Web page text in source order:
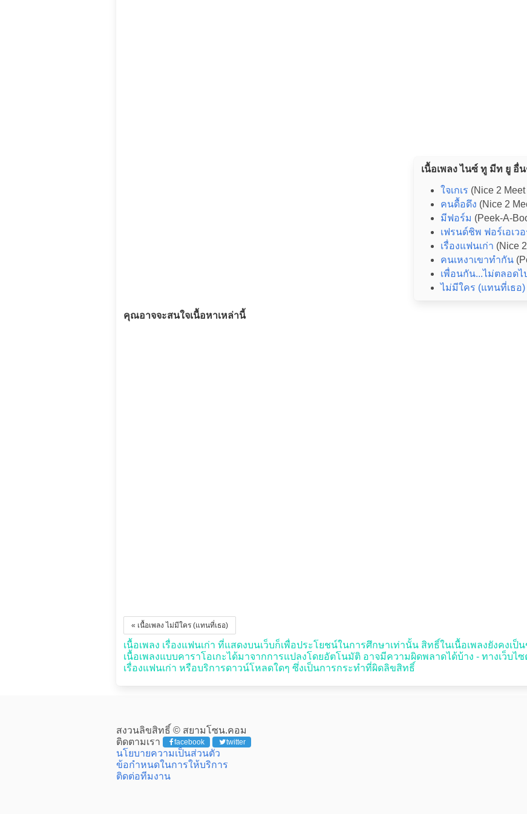
เนื้อเพลง ไนซ์ ทู มีท ยู อื่น
ใจเกเร (Nice 2 Meet
คนดื้อดึง (Nice 2
มีฟอร์ม (Peek-A-
เฟรนด์ชิพ ฟอร์เอเว
เรื่องแฟนเก่า (Nice
คนเหงาเขาทำกัน
เพื่อนกัน...ไม่ตลอดไ
ไม่มีใคร (แทนที่เธอ)
คุณอาจจะสนใจเนื้อหาเหล่านี้
« เนื้อเพลง ไม่มีใคร (แทนที่เธอ)
เนื้อเพลง เรื่องแฟนเก่า ที่แสดงบนเว็บก็เพื่อประโยชน์ในการศึกษาเท่านั้น สิทธิ์ในเนื้อเพลงยังคงเ
เนื้อเพลงแบบคาราโอเกะได้มาจากการแปลงโดยอัตโนมัติ อาจมีความผิดพลาดได้บ้าง - ทางเว็บไ
เรื่องแฟนเก่า หรือบริการดาวน์โหลดใดๆ ซึ่งเป็นการกระทำที่ผิดลิขสิทธิ์
สงวนลิขสิทธิ์ © สยามโซน.คอม
ติดตามเรา
facebook twitter
นโยบายความเป็นส่วนตัว
ข้อกำหนดในการให้บริการ
ติดต่อทีมงาน